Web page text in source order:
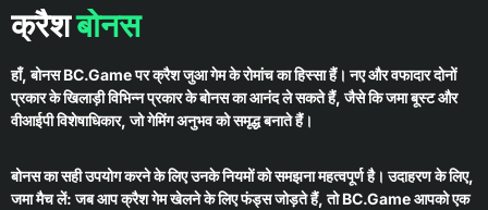
क्रैशबोनस
हाँ, बोनस BC.Game पर क्रैश जुआ गेम के रोमांच का हिस्सा हैं। नए और वफादार दोनों
प्रकार के खिलाड़ी विभिन्न प्रकार के बोनस का आनंद ले सकते हैं, जैसे कि जमा बूस्ट और
वीआईपी विशेषाधिकार, जो गेमिंग अनुभव को समृद्ध बनाते हैं।
बोनस का सही उपयोग करने के लिए उनके नियमों को समझना महत्वपूर्ण है। उदाहरण के लिए,
जमा मैच लें: जब आप क्रैश गेम खेलने के लिए फंड्स जोड़ते हैं, तो BC.Game आपको एक